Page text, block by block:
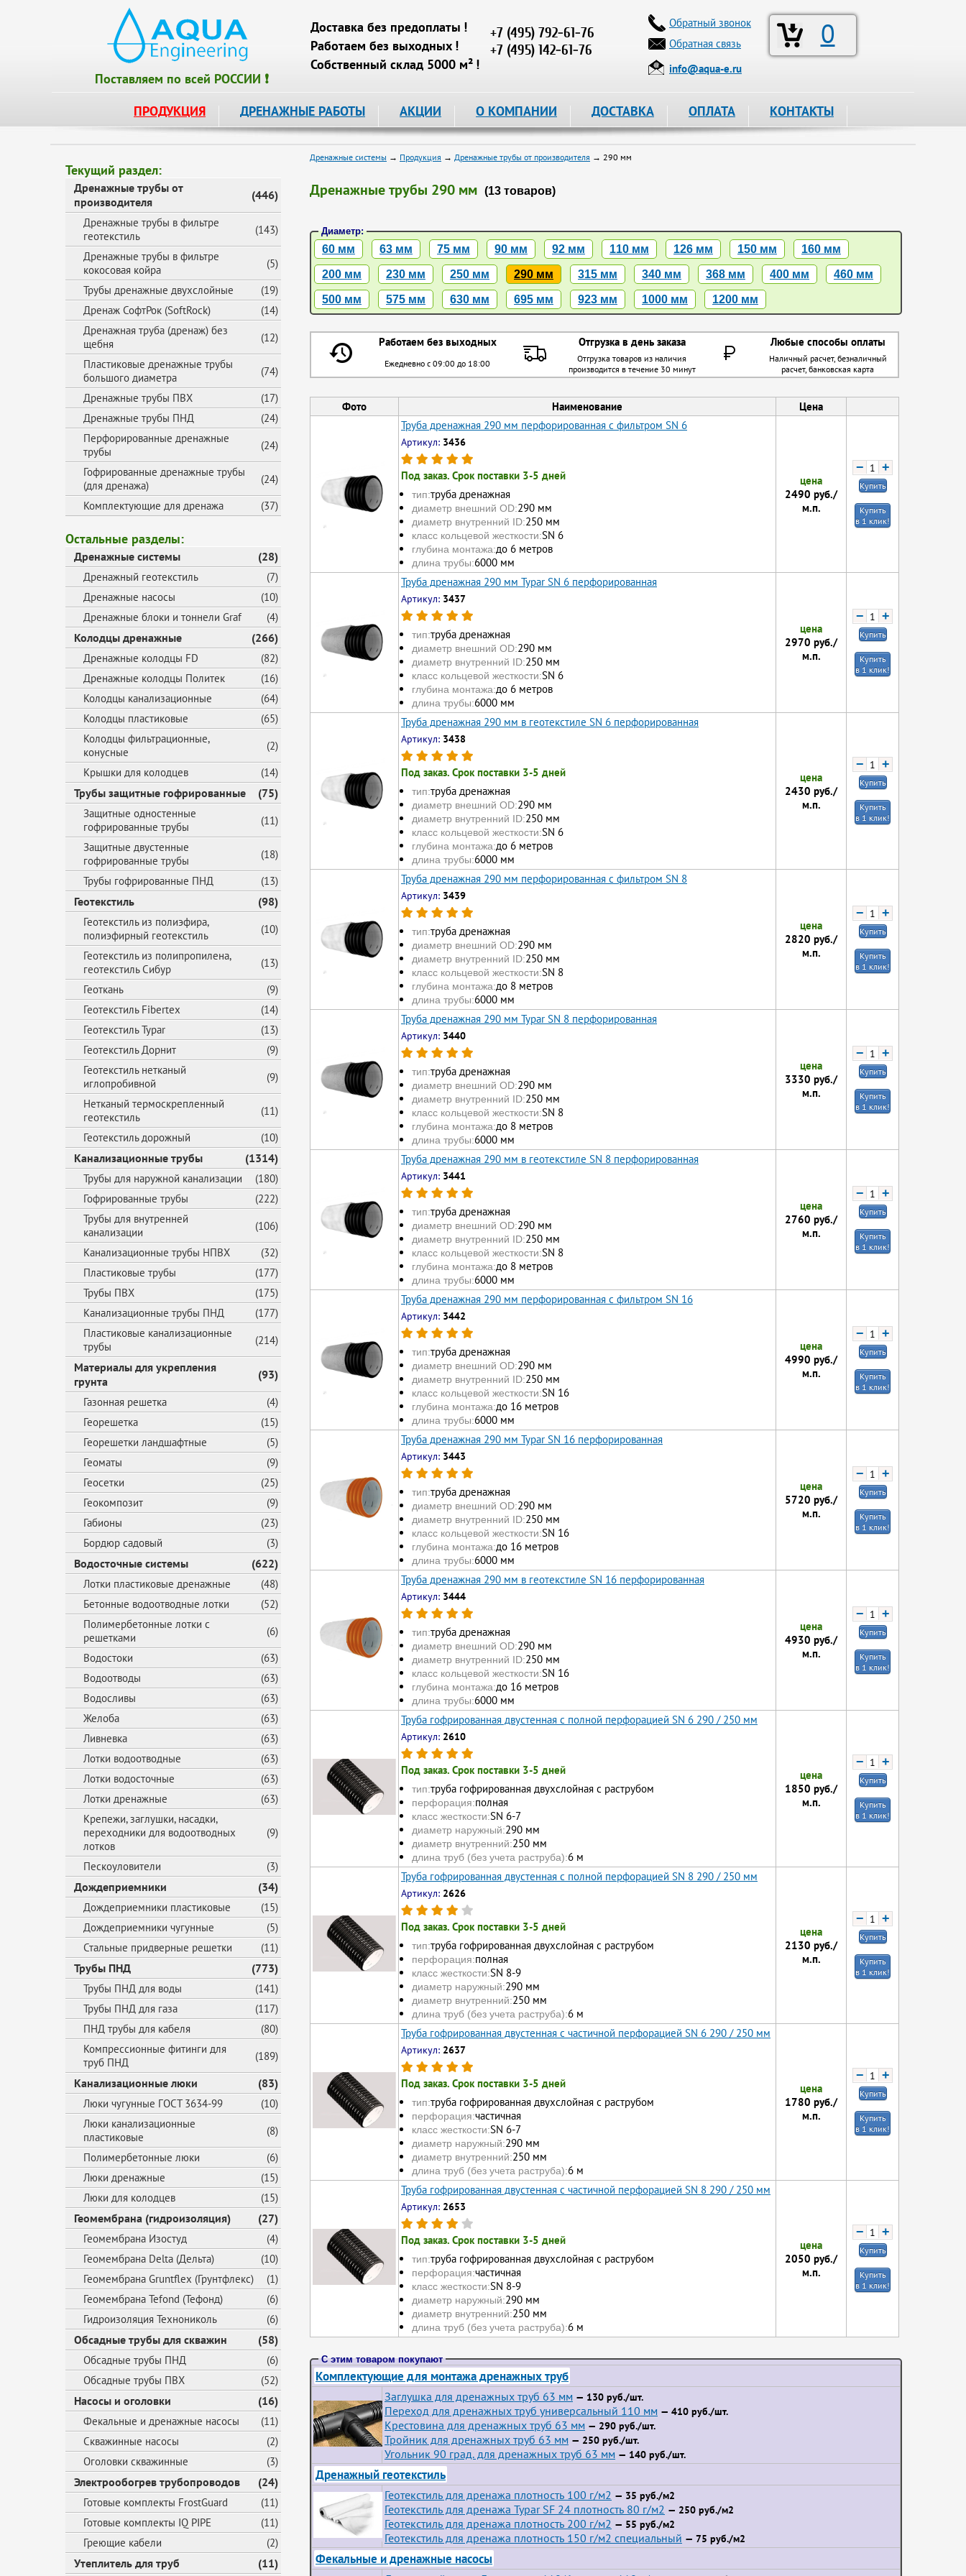
Поставляем по всей РОССИИ ❗
Доставка без предоплаты !
Работаем без выходных !
Собственный склад 5000 м² !
+7 (495) 792-61-76
+7 (495) 142-61-76
0
Обратный звонок
Обратная связь
info@aqua-e.ru
ПРОДУКЦИЯ ДРЕНАЖНЫЕ РАБОТЫ АКЦИИ О КОМПАНИИ ДОСТАВКА ОПЛАТА КОНТАКТЫ
Текущий раздел:
Дренажные трубы от
производителя
(446)
Дренажные трубы в фильтре
геотекстиль
(143)
Дренажные трубы в фильтре
кокосовая койра
(5)
Трубы дренажные двухслойные
(19)
Дренаж СофтРок (SoftRock)
(14)
Дренажная труба (дренаж) без
щебня
(12)
Пластиковые дренажные трубы
большого диаметра
(74)
Дренажные трубы ПВХ
(17)
Дренажные трубы ПНД
(24)
Перфорированные дренажные
трубы
(24)
Гофрированные дренажные трубы
(для дренажа)
(24)
Комплектующие для дренажа
(37)
Остальные разделы:
Дренажные системы (28)
Дренажный геотекстиль
(7)
Дренажные насосы
(10)
Дренажные блоки и тоннели Graf
(4)
Колодцы дренажные (266)
Дренажные колодцы FD
(82)
Дренажные колодцы Политек
(16)
Колодцы канализационные
(64)
Колодцы пластиковые
(65)
Колодцы фильтрационные,
конусные
(2)
Крышки для колодцев
(14)
Трубы защитные гофрированные (75)
Защитные одностенные
гофрированные трубы
(11)
Защитные двустенные
гофрированные трубы
(18)
Трубы гофрированные ПНД
(13)
Геотекстиль (98)
Геотекстиль из полиэфира,
полиэфирный геотекстиль
(10)
Геотекстиль из полипропилена,
геотекстиль Сибур
(13)
Геоткань
(9)
Геотекстиль Fibertex
(14)
Геотекстиль Typar
(13)
Геотекстиль Дорнит
(9)
Геотекстиль нетканый
иглопробивной
(9)
Нетканый термоскрепленный
геотекстиль
(11)
Геотекстиль дорожный
(10)
Канализационные трубы (1314)
Трубы для наружной канализации
(180)
Гофрированные трубы
(222)
Трубы для внутренней
канализации
(106)
Канализационные трубы НПВХ
(32)
Пластиковые трубы
(177)
Трубы ПВХ
(175)
Канализационные трубы ПНД
(177)
Пластиковые канализационные
трубы
(214)
Материалы для укрепления
грунта
(93)
Газонная решетка
(4)
Георешетка
(15)
Георешетки ландшафтные
(5)
Геоматы
(9)
Геосетки
(25)
Геокомпозит
(9)
Габионы
(23)
Бордюр садовый
(3)
Водосточные системы (622)
Лотки пластиковые дренажные
(48)
Бетонные водоотводные лотки
(52)
Полимербетонные лотки с
решетками
(6)
Водостоки
(63)
Водоотводы
(63)
Водосливы
(63)
Желоба
(63)
Ливневка
(63)
Лотки водоотводные
(63)
Лотки водосточные
(63)
Лотки дренажные
(63)
Крепежи, заглушки, насадки,
переходники для водоотводных
лотков
(9)
Пескоуловители (3)
Дождеприемники (34)
Дождеприемники пластиковые
(15)
Дождеприемники чугунные
(5)
Стальные придверные решетки
(11)
Трубы ПНД (773)
Трубы ПНД для воды
(141)
Трубы ПНД для газа
(117)
ПНД трубы для кабеля
(80)
Компрессионные фитинги для
труб ПНД
(189)
Канализационные люки (83)
Люки чугунные ГОСТ 3634-99
(10)
Люки канализационные
пластиковые
(8)
Полимербетонные люки
(6)
Люки дренажные
(15)
Люки для колодцев
(15)
Геомембрана (гидроизоляция) (27)
Геомембрана Изостуд
(4)
Геомембрана Delta (Дельта)
(10)
Геомембрана Gruntflex (Грунтфлекс)
(1)
Геомембрана Tefond (Тефонд)
(6)
Гидроизоляция Технониколь
(6)
Обсадные трубы для скважин (58)
Обсадные трубы ПНД
(6)
Обсадные трубы ПВХ
(52)
Насосы и оголовки (16)
Фекальные и дренажные насосы
(11)
Скважинные насосы
(2)
Оголовки скважинные
(3)
Электрообогрев трубопроводов (24)
Готовые комплекты FrostGuard
(11)
Готовые комплекты IQ PIPE
(11)
Греющие кабели
(2)
Утеплитель для труб (11)
Дренажные системы → Продукция → Дренажные трубы от производителя → 290 мм
Дренажные трубы 290 мм (13 товаров)
Диаметр:
60 мм 63 мм 75 мм 90 мм 92 мм 110 мм 126 мм 150 мм 160 мм
200 мм 230 мм 250 мм 290 мм 315 мм 340 мм 368 мм 400 мм 460 мм
500 мм 575 мм 630 мм 695 мм 923 мм 1000 мм 1200 мм
Работаем без выходных Отгрузка в день заказа Любые способы оплаты
Ежедневно с 09:00 до 18:00
Отгрузка товаров из наличия
производится в течение 30 минут
Наличный расчет, безналичный
расчет, банковская карта
Фото Наименование
Цена
Труба дренажная 290 мм перфорированная с фильтром SN 6
Артикул: 3436
Под заказ. Срок поставки 3-5 дней
тип:труба дренажная
диаметр внешний OD:290 мм
диаметр внутренний ID:250 мм
класс кольцевой жесткости:SN 6
глубина монтажа:до 6 метров
длина трубы:6000 мм
цена
2490 руб./
м.п.
− +
Купить
Купить
в 1 клик!
Труба дренажная 290 мм Typar SN 6 перфорированная
Артикул: 3437
тип:труба дренажная
диаметр внешний OD:290 мм
диаметр внутренний ID:250 мм
класс кольцевой жесткости:SN 6
глубина монтажа:до 6 метров
длина трубы:6000 мм
цена
2970 руб./
м.п.
− +
Купить
Купить
в 1 клик!
Труба дренажная 290 мм в геотекстиле SN 6 перфорированная
Артикул: 3438
Под заказ. Срок поставки 3-5 дней
тип:труба дренажная
диаметр внешний OD:290 мм
диаметр внутренний ID:250 мм
класс кольцевой жесткости:SN 6
глубина монтажа:до 6 метров
длина трубы:6000 мм
цена
2430 руб./
м.п.
− +
Купить
Купить
в 1 клик!
Труба дренажная 290 мм перфорированная с фильтром SN 8
Артикул: 3439
тип:труба дренажная
диаметр внешний OD:290 мм
диаметр внутренний ID:250 мм
класс кольцевой жесткости:SN 8
глубина монтажа:до 8 метров
длина трубы:6000 мм
цена
2820 руб./
м.п.
− +
Купить
Купить
в 1 клик!
Труба дренажная 290 мм Typar SN 8 перфорированная
Артикул: 3440
тип:труба дренажная
диаметр внешний OD:290 мм
диаметр внутренний ID:250 мм
класс кольцевой жесткости:SN 8
глубина монтажа:до 8 метров
длина трубы:6000 мм
цена
3330 руб./
м.п.
− +
Купить
Купить
в 1 клик!
Труба дренажная 290 мм в геотекстиле SN 8 перфорированная
Артикул: 3441
тип:труба дренажная
диаметр внешний OD:290 мм
диаметр внутренний ID:250 мм
класс кольцевой жесткости:SN 8
глубина монтажа:до 8 метров
длина трубы:6000 мм
цена
2760 руб./
м.п.
− +
Купить
Купить
в 1 клик!
Труба дренажная 290 мм перфорированная с фильтром SN 16
Артикул: 3442
тип:труба дренажная
диаметр внешний OD:290 мм
диаметр внутренний ID:250 мм
класс кольцевой жесткости:SN 16
глубина монтажа:до 16 метров
длина трубы:6000 мм
цена
4990 руб./
м.п.
− +
Купить
Купить
в 1 клик!
Труба дренажная 290 мм Typar SN 16 перфорированная
Артикул: 3443
тип:труба дренажная
диаметр внешний OD:290 мм
диаметр внутренний ID:250 мм
класс кольцевой жесткости:SN 16
глубина монтажа:до 16 метров
длина трубы:6000 мм
цена
5720 руб./
м.п.
− +
Купить
Купить
в 1 клик!
Труба дренажная 290 мм в геотекстиле SN 16 перфорированная
Артикул: 3444
тип:труба дренажная
диаметр внешний OD:290 мм
диаметр внутренний ID:250 мм
класс кольцевой жесткости:SN 16
глубина монтажа:до 16 метров
длина трубы:6000 мм
цена
4930 руб./
м.п.
− +
Купить
Купить
в 1 клик!
Труба гофрированная двустенная с полной перфорацией SN 6 290 / 250 мм
Артикул: 2610
Под заказ. Срок поставки 3-5 дней
тип:труба гофрированная двухслойная с раструбом
перфорация:полная
класс жесткости:SN 6-7
диаметр наружный:290 мм
диаметр внутренний:250 мм
длина труб (без учета раструба):6 м
цена
1850 руб./
м.п.
− +
Купить
Купить
в 1 клик!
Труба гофрированная двустенная с полной перфорацией SN 8 290 / 250 мм
Артикул: 2626
Под заказ. Срок поставки 3-5 дней
тип:труба гофрированная двухслойная с раструбом
перфорация:полная
класс жесткости:SN 8-9
диаметр наружный:290 мм
диаметр внутренний:250 мм
длина труб (без учета раструба):6 м
цена
2130 руб./
м.п.
− +
Купить
Купить
в 1 клик!
Труба гофрированная двустенная с частичной перфорацией SN 6 290 / 250 мм
Артикул: 2637
Под заказ. Срок поставки 3-5 дней
тип:труба гофрированная двухслойная с раструбом
перфорация:частичная
класс жесткости:SN 6-7
диаметр наружный:290 мм
диаметр внутренний:250 мм
длина труб (без учета раструба):6 м
цена
1780 руб./
м.п.
− +
Купить
Купить
в 1 клик!
Труба гофрированная двустенная с частичной перфорацией SN 8 290 / 250 мм
Артикул: 2653
Под заказ. Срок поставки 3-5 дней
тип:труба гофрированная двухслойная с раструбом
перфорация:частичная
класс жесткости:SN 8-9
диаметр наружный:290 мм
диаметр внутренний:250 мм
длина труб (без учета раструба):6 м
цена
2050 руб./
м.п.
− +
Купить
Купить
в 1 клик!
С этим товаром покупают
Комплектующие для монтажа дренажных труб
Заглушка для дренажных труб 63 мм — 130 руб./шт.
Переход для дренажных труб универсальный 110 мм — 410 руб./шт.
Крестовина для дренажных труб 63 мм — 290 руб./шт.
Тройник для дренажных труб 63 мм — 250 руб./шт.
Угольник 90 град. для дренажных труб 63 мм — 140 руб./шт.
Дренажный геотекстиль
Геотекстиль для дренажа плотность 100 г/м2 — 35 руб./м2
Геотекстиль для дренажа Typar SF 24 плотность 80 г/м2 — 250 руб./м2
Геотекстиль для дренажа плотность 200 г/м2 — 55 руб./м2
Геотекстиль для дренажа плотность 150 г/м2 специальный — 75 руб./м2
Фекальные и дренажные насосы